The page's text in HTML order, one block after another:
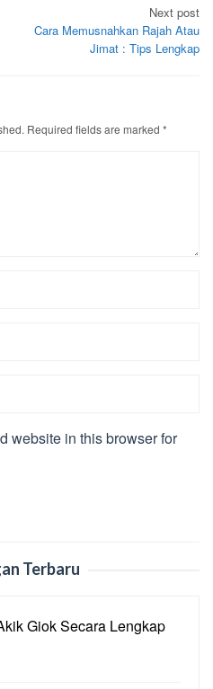
Next post
Cara Memusnahkan Rajah Atau
Jimat : Tips Lengkap
Required fields are marked *
website in this browser for
Terbaru
Giok Secara Lengkap